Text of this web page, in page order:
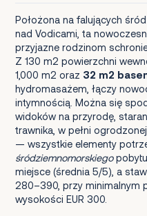
Położona na falujących
nad Vodicami, ta
przyjazne rodzinom
Z 130 m2 powierzchni
1,000 m2 oraz 32 m2
hydromasażem, łączy
intymnością. Można się
widoków na przyrodę,
trawnika, w pełni
— wszystkie elementy
śródziemnomorskiego
miejsce (średnia 5/5), a
280–390, przy minimalnym
wysokości EUR 300.